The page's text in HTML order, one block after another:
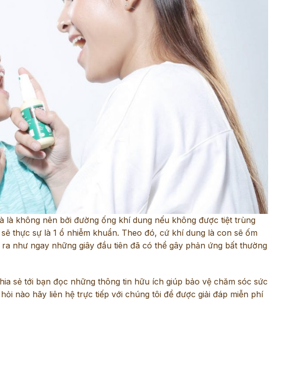
là không nên bởi đường ống khí dung nếu không được tiệt trùng
thực sự là 1 ổ nhiễm khuẩn. Theo đó, cứ khí dung là con sẽ ốm
như ngay những giây đầu tiên đã có thể gây phản ứng bất thường
sẻ tới bạn đọc những thông tin hữu ích giúp bảo vệ chăm sóc sức
nào hãy liên hệ trực tiếp với chúng tôi để được giải đáp miễn phí